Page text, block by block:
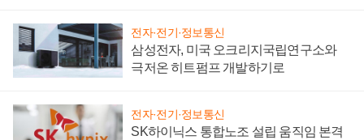
전자·전기·정보통신
삼성전자, 미국 오크리지국립연구소와
극저온 히트펌프 개발하기로
전자·전기·정보통신
SK하이닉스 통합노조 설립 움직임 본격